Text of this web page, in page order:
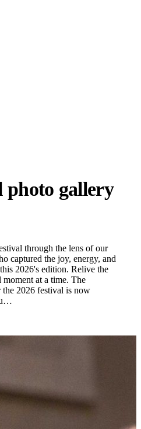
photo gallery
through the lens of our
captured the joy, energy, and
2026's edition. Relive the
at a time. The
2026 festival is now